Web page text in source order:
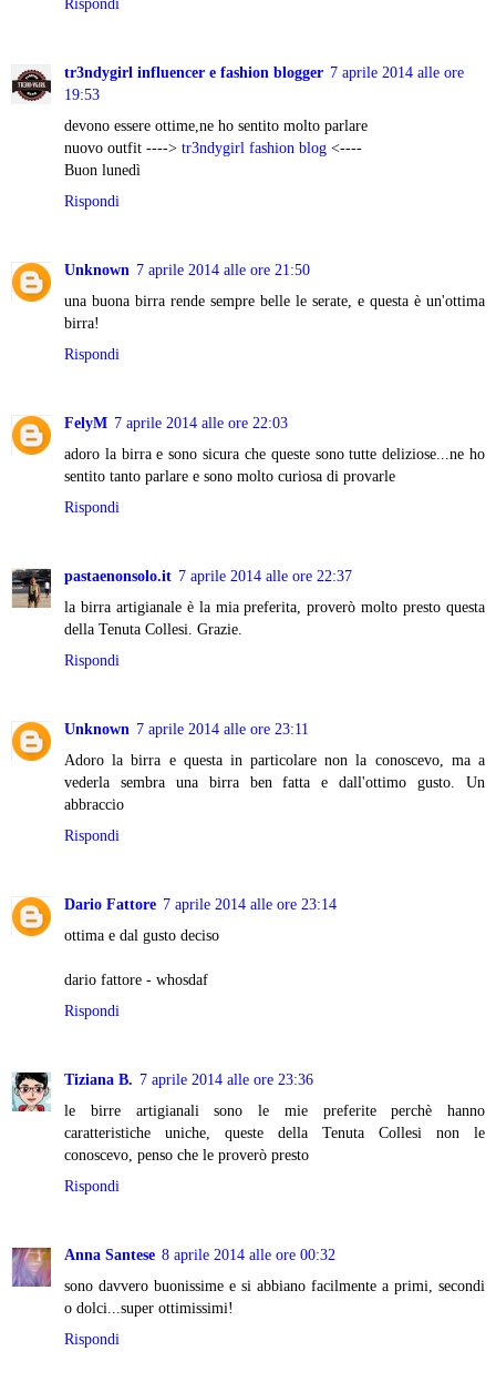
Rispondi
tr3ndygirl influencer e fashion blogger 7 aprile 2014 alle ore
19:53
devono essere ottime,ne ho sentito molto parlare
nuovo outfit ----> tr3ndygirl fashion blog <----
Buon lunedì
Rispondi
Unknown 7 aprile 2014 alle ore 21:50
una buona birra rende sempre belle le serate, e questa è un'ottima
birra!
Rispondi
FelyM 7 aprile 2014 alle ore 22:03
adoro la birra e sono sicura che queste sono tutte deliziose...ne ho
sentito tanto parlare e sono molto curiosa di provarle
Rispondi
pastaenonsolo.it 7 aprile 2014 alle ore 22:37
la birra artigianale è la mia preferita, proverò molto presto questa
della Tenuta Collesi. Grazie.
Rispondi
Unknown 7 aprile 2014 alle ore 23:11
Adoro la birra e questa in particolare non la conoscevo, ma a
vederla sembra una birra ben fatta e dall'ottimo gusto. Un
abbraccio
Rispondi
Dario Fattore 7 aprile 2014 alle ore 23:14
ottima e dal gusto deciso
dario fattore - whosdaf
Rispondi
Tiziana B. 7 aprile 2014 alle ore 23:36
le birre artigianali sono le mie preferite perchè hanno
caratteristiche uniche, queste della Tenuta Collesi non le
conoscevo, penso che le proverò presto
Rispondi
Anna Santese 8 aprile 2014 alle ore 00:32
sono davvero buonissime e si abbiano facilmente a primi, secondi
o dolci...super ottimissimi!
Rispondi